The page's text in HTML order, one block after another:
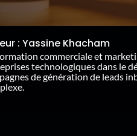
:Yassine Khacham
commerciale et
technologiques dans le
de génération de leads